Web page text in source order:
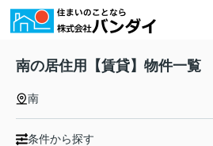
南の居住用【賃貸】物件一覧
南
条件から探す